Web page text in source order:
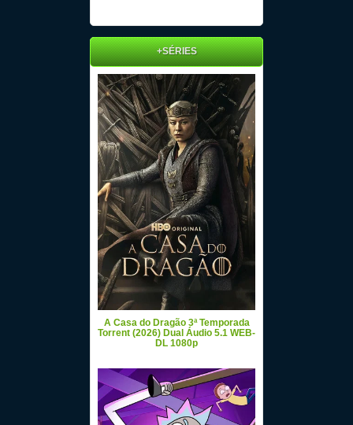
+SÉRIES
A Casa do Dragão 3ª Temporada
Torrent (2026) Dual Áudio 5.1 WEB-
DL 1080p